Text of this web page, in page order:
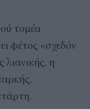
τομέα
φέτος «σχεδόν
λιανικής, η